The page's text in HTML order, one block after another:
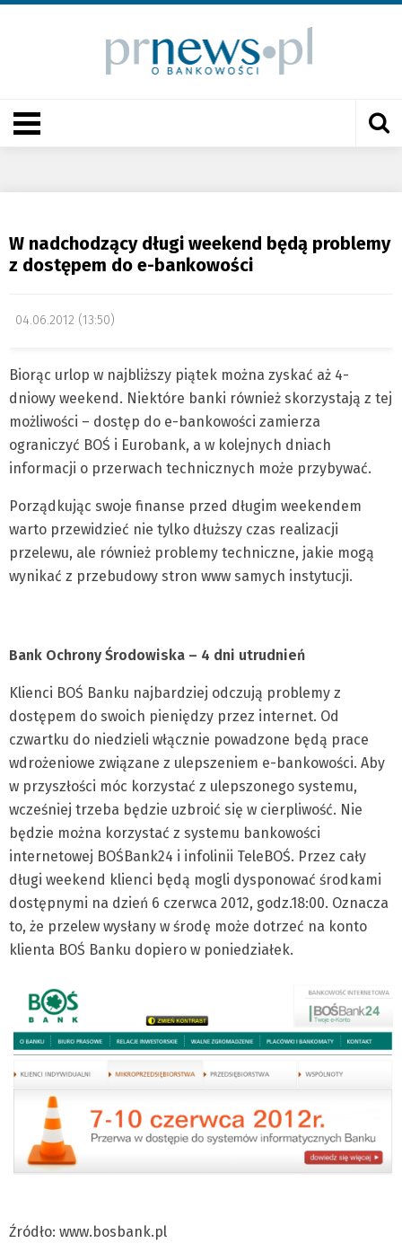
W nadchodzący długi weekend będą problemy
z dostępem do e-bankowości
04.06.2012 (13:50)
Biorąc urlop w najbliższy piątek można zyskać aż 4-
dniowy weekend. Niektóre banki również skorzystają z tej
możliwości – dostęp do e-bankowości zamierza
ograniczyć BOŚ i Eurobank, a w kolejnych dniach
informacji o przerwach technicznych może przybywać.
Porządkując swoje finanse przed długim weekendem
warto przewidzieć nie tylko dłuższy czas realizacji
przelewu, ale również problemy techniczne, jakie mogą
wynikać z przebudowy stron www samych instytucji.
Bank Ochrony Środowiska – 4 dni utrudnień
Klienci BOŚ Banku najbardziej odczują problemy z
dostępem do swoich pieniędzy przez internet. Od
czwartku do niedzieli włącznie powadzone będą prace
wdrożeniowe związane z ulepszeniem e-bankowości. Aby
w przyszłości móc korzystać z ulepszonego systemu,
wcześniej trzeba będzie uzbroić się w cierpliwość. Nie
będzie można korzystać z systemu bankowości
internetowej BOŚBank24 i infolinii TeleBOŚ. Przez cały
długi weekend klienci będą mogli dysponować środkami
dostępnymi na dzień 6 czerwca 2012, godz.18:00. Oznacza
to, że przelew wysłany w środę może dotrzeć na konto
klienta BOŚ Banku dopiero w poniedziałek.
Źródło: www.bosbank.pl